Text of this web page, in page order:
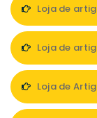
Loja de
Loja de
Loja de